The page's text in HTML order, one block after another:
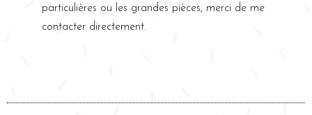
particulières ou les grandes pièces, merci de me
contacter directement.